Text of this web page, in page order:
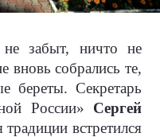
забыт, ничто не
вновь собрались те,
береты. Секретарь
России» Сергей
встретился